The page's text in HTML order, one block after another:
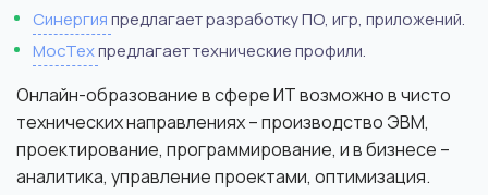
Синергияпредлагает разработку ПО, игр, приложений.
МосТехпредлагает технические профили.
Онлайн-образование в сфере ИТ возможно в чисто
технических направлениях – производство ЭВМ,
проектирование, программирование, и в бизнесе –
аналитика, управление проектами, оптимизация.